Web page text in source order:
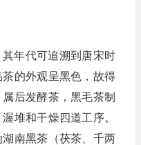
年代可追溯到唐宋时
的外观呈黑色，故得
后发酵茶，黑毛茶制
堆和干燥四道工序。
南黑茶（茯茶、千两